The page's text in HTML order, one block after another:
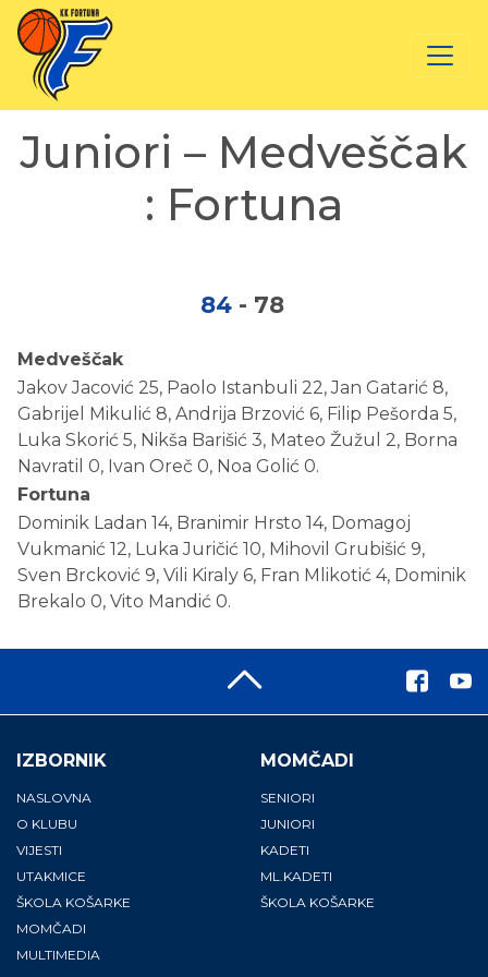
Juniori – Medveščak
: Fortuna
84 - 78
Medveščak
Jakov Jacović 25, Paolo Istanbuli 22, Jan Gatarić 8,
Gabrijel Mikulić 8, Andrija Brzović 6, Filip Pešorda 5,
Luka Skorić 5, Nikša Barišić 3, Mateo Žužul 2, Borna
Navratil 0, Ivan Oreč 0, Noa Golić 0.
Fortuna
Dominik Ladan 14, Branimir Hrsto 14, Domagoj
Vukmanić 12, Luka Juričić 10, Mihovil Grubišić 9,
Sven Brcković 9, Vili Kiraly 6, Fran Mlikotić 4, Dominik
Brekalo 0, Vito Mandić 0.
IZBORNIK
NASLOVNA
O KLUBU
VIJESTI
UTAKMICE
ŠKOLA KOŠARKE
MOMČADI
MULTIMEDIA
MOMČADI
SENIORI
JUNIORI
KADETI
ML.KADETI
ŠKOLA KOŠARKE